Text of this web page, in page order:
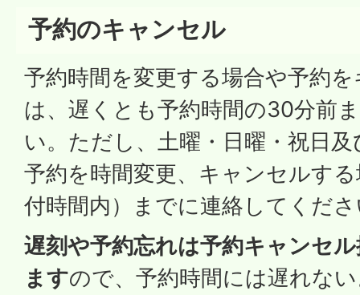
予約のキャンセル
予約時間を変更する場合や予約
は、遅くとも予約時間の30分前
い。ただし、土曜・日曜・祝日
予約を時間変更、キャンセルす
付時間内）までに連絡してくだ
遅刻や予約忘れは予約キャンセ
ますので、予約時間には遅れな